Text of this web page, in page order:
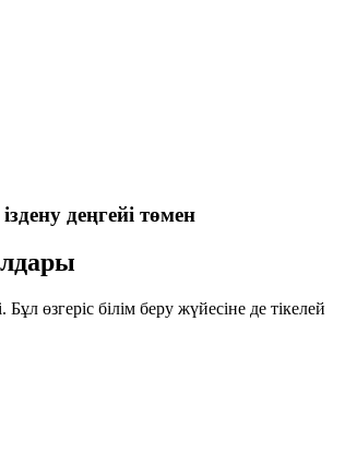
деңгейі төмен
өзгеріс білім беру жүйесіне де тікелей